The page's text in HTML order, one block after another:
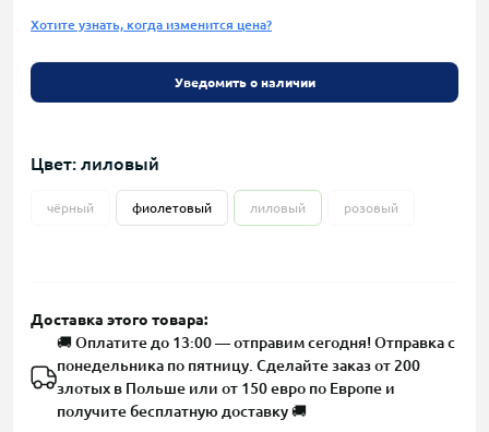
Хотите узнать, когда изменится цена?
Уведомить о наличии
Цвет: лиловый
чёрный фиолетовый лиловый розовый
Доставка этого товара:
🚚 Оплатите до 13:00 — отправим сегодня! Отправка с
понедельника по пятницу. Сделайте заказ от 200
злотых в Польше или от 150 евро по Европе и
получите бесплатную доставку 🚚